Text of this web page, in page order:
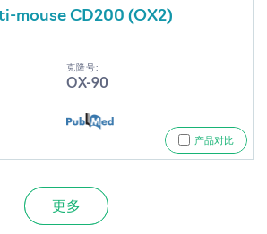
mouse CD200 (OX2)
克隆号:
OX-90
产品对比
更多